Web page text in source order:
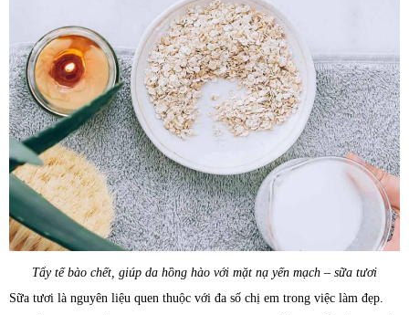
Tẩy tế bào chết, giúp da hồng hào với mặt nạ yến mạch – sữa tươi
Sữa tươi là nguyên liệu quen thuộc với đa số chị em trong việc làm đẹp.